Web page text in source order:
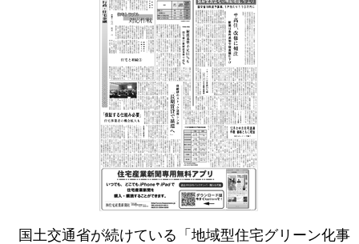
国土交通省が続けている「地域型住宅グリーン化事